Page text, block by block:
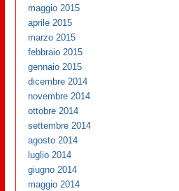
maggio 2015
aprile 2015
marzo 2015
febbraio 2015
gennaio 2015
dicembre 2014
novembre 2014
ottobre 2014
settembre 2014
agosto 2014
luglio 2014
giugno 2014
maggio 2014